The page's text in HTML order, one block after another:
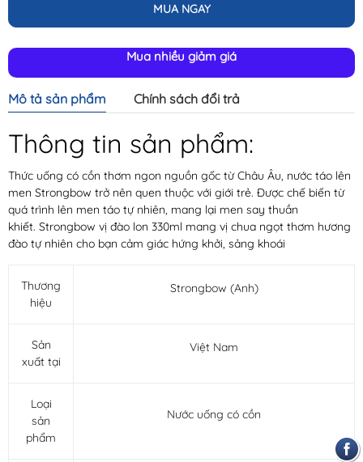
MUA NGAY
Mua nhiều giảm giá
Mô tả sản phẩm Chính sách đổi trả
Thông tin sản phẩm:
Thức uống có cồn thơm ngon nguồn gốc từ Châu Âu, nước táo lên
men Strongbow trở nên quen thuộc với giới trẻ. Được chế biến từ
quá trình lên men táo tự nhiên, mang lại men say thuần
khiết. Strongbow vị đào lon 330ml mang vị chua ngọt thơm hương
đào tự nhiên cho bạn cảm giác hứng khởi, sảng khoái
Thương
hiệu
Strongbow (Anh)
Sản
xuất tại
Việt Nam
Loại
sản
phẩm
Nước uống có cồn